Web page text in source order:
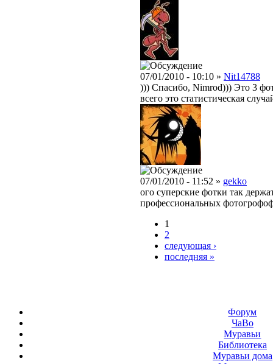
07/01/2010 - 10:10 » Nit14788
))) Спасибо, Nimrod))) Это 3
всего это статистическая
07/01/2010 - 11:52 » gekko
ого суперские фотки так
профессиональных
1
2
следующая ›
последняя »
Форум
ЧаВо
Муравьи
Библиотека
Муравьи дома